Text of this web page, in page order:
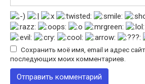
Сохранить моё имя, email и адрес
последующих моих комментариев.